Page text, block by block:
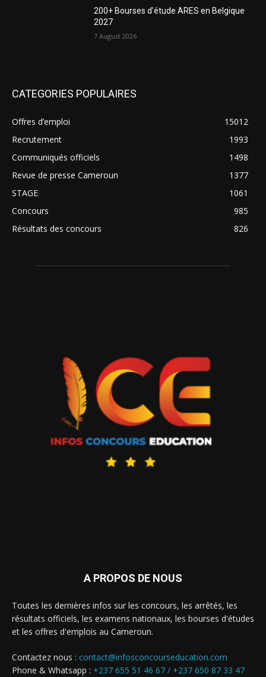
200+ Bourses d’étude ARES en Belgique
2027
7 August 2026
CATEGORIES POPULAIRES
Offres d’emploi
15012
Recrutement
1993
Communiqués officiels
1498
Revue de presse Cameroun
1377
STAGE
1061
Concours
985
Résultats des concours
826
A PROPOS DE NOUS
Toutes les dernières infos sur les concours, les arrêtés, les
résultats officiels, les examens nationaux, les bourses d'études
et les offres d'emplois au Cameroun.
Contactez nous : contact@infosconcourseducation.com
Phone & Whatsapp : +237 655 51 46 67 / +237 650 87 33 47